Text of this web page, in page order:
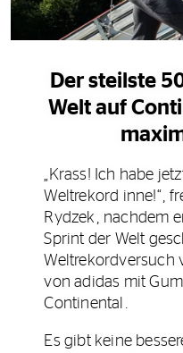
Der steilste
Welt auf
„Krass! Ich habe
Weltrekord inne!“,
Rydzek, nachdem
Sprint der Welt
Weltrekordversuch
von adidas mit
Continental.
Es gibt keine